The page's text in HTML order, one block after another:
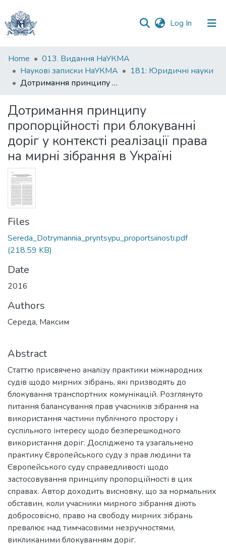
Log In (current)
Communities
&
Collections
Statistics
Home
013. Видання НаУКМА
Наукові записки НаУКМА
181: Юридичні науки
Дотримання принципу пропорційності при блокуванні доріг у контексті реалізації права на мирні зібрання в Україні
Дотримання принципу
пропорційності при блокуванні
доріг у контексті реалізації права
на мирні зібрання в Україні
Files
Sereda_Dotrymannia_pryntsypu_proportsiinosti.pdf
(218.59 KB)
Date
2016
Authors
Середа, Максим
Abstract
Статтю присвячено аналізу практики міжнародних
судів щодо мирних зібрань, які призводять до
блокування транспортних комунікацій. Розглянуто
питання балансування прав учасників зібрання на
використання частини публічного простору і
суспільного інтересу щодо безперешкодного
використання доріг. Досліджено та узагальнено
практику Європейського суду з прав людини та
Європейського суду справедливості щодо
застосовування принципу пропорційності в цих
справах. Автор доходить висновку, що за нормальних
обставин, коли учасники мирного зібрання діють
добросовісно, право на свободу мирних зібрань
превалює над тимчасовими незручностями,
викликаними блокуванням доріг.